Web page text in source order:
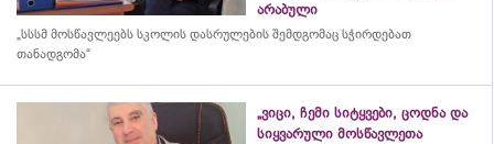
არაბული
„სსსმ მოსწავლეებს სკოლის დასრულების შემდგომაც სჭირდებათ
თანადგომა“
„ვიცი, ჩემი სიტყვები, ცოდნა და
სიყვარული მოსწავლეთა